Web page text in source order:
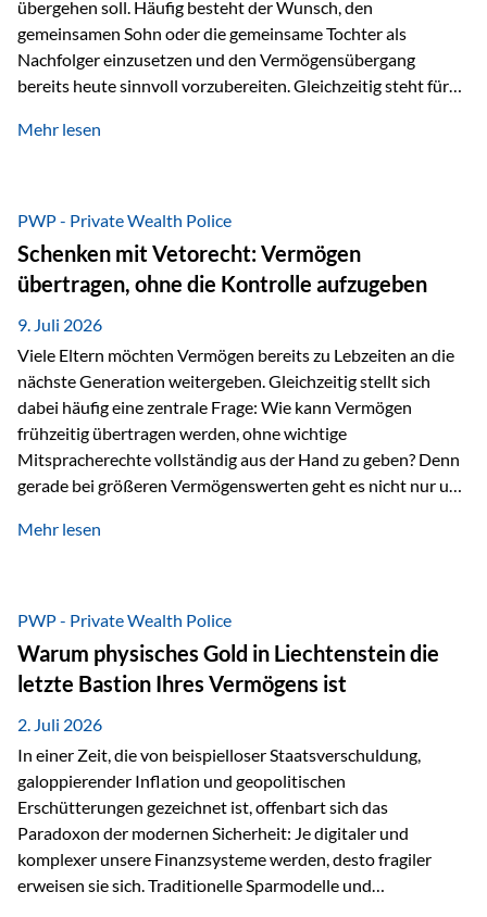
übergehen soll. Häufig besteht der Wunsch, den
gemeinsamen Sohn oder die gemeinsame Tochter als
Nachfolger einzusetzen und den Vermögensübergang
bereits heute sinnvoll vorzubereiten. Gleichzeitig steht für
passiert, wenn einer der beiden verstirbt? Der überlebende
Vermögen verfügen können. Genau für diese
Ausgangssituation bietet die Private Wealth Police der
Vienna-Life eine durchdachte Gestaltungsmöglichkeit. Die
Ausgangssituation Stellen Sie sich folgendes Beispiel vor:
Ein…
Mehr lesen
PWP - Private Wealth Police
Schenken mit Vetorecht: Vermögen
übertragen, ohne die Kontrolle aufzugeben
9. Juli 2026
Viele Eltern möchten Vermögen bereits zu Lebzeiten an die
nächste Generation weitergeben. Gleichzeitig stellt sich
dabei häufig eine zentrale Frage: Wie kann Vermögen
frühzeitig übertragen werden, ohne wichtige
Mitspracherechte vollständig aus der Hand zu geben? Denn
gerade bei größeren Vermögenswerten geht es nicht nur um
sicherzustellen, dass das Vermögen langfristig erhalten
folgende Situation vor: Ein Vater schenkt seiner Tochter
einen Teil seines Vermögens. Einige Jahre später möchte die
Tochter das Geld kurzfristig verwenden, um…
Mehr lesen
PWP - Private Wealth Police
Warum physisches Gold in Liechtenstein die
letzte Bastion Ihres Vermögens ist
2. Juli 2026
In einer Zeit, die von beispielloser Staatsverschuldung,
galoppierender Inflation und geopolitischen
Erschütterungen gezeichnet ist, offenbart sich das
Paradoxon der modernen Sicherheit: Je digitaler und
komplexer unsere Finanzsysteme werden, desto fragiler
erweisen sie sich. Traditionelle Sparmodelle und